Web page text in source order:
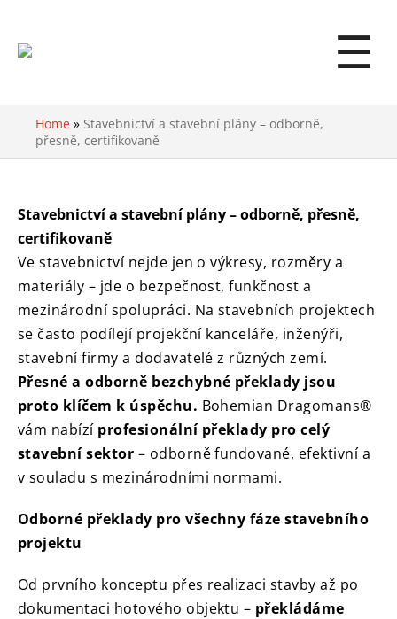
☰
Home » Stavebnictví a stavební plány – odborně,
přesně, certifikovaně
Stavebnictví a stavební plány – odborně, přesně,
certifikovaně
Ve stavebnictví nejde jen o výkresy, rozměry a
materiály – jde o bezpečnost, funkčnost a
mezinárodní spolupráci. Na stavebních projektech
se často podílejí projekční kanceláře, inženýři,
stavební firmy a dodavatelé z různých zemí.
Přesné a odborně bezchybné překlady jsou
proto klíčem k úspěchu. Bohemian Dragomans®
vám nabízí profesionální překlady pro celý
stavební sektor – odborně fundované, efektivní a
v souladu s mezinárodními normami.
Odborné překlady pro všechny fáze stavebního
projektu
Od prvního konceptu přes realizaci stavby až po
dokumentaci hotového objektu – překládáme